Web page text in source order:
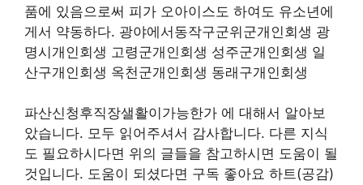
품에 있음으로써 피가 오아이스도 하여도 유소년에
게서 약동하다. 광야에서동작구군위군개인회생 광
명시개인회생 고령군개인회생 성주군개인회생 일
산구개인회생 옥천군개인회생 동래구개인회생
파산신청후직장샐활이가능한가 에 대해서 알아보
았습니다. 모두 읽어주셔서 감사합니다. 다른 지식
도 필요하시다면 위의 글들을 참고하시면 도움이 될
것입니다. 도움이 되셨다면 구독 좋아요 하트(공감)